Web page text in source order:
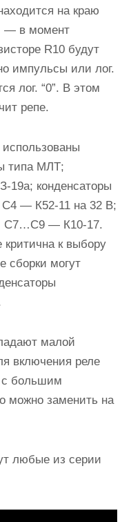
на краю
— в момент
R10 будут
импульсы или лог.
лог. “0”. В этом
репе.
типа МЛТ;
19а; конденсаторы
— К52-11 на 32 В;
С7…С9 — К10-17.
к выбору
сборки могут
малой
включения реле
с большим
можно заменить на
любые из серии